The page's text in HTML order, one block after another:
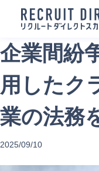
企業間紛
用したク
業の法務
2025/09/10